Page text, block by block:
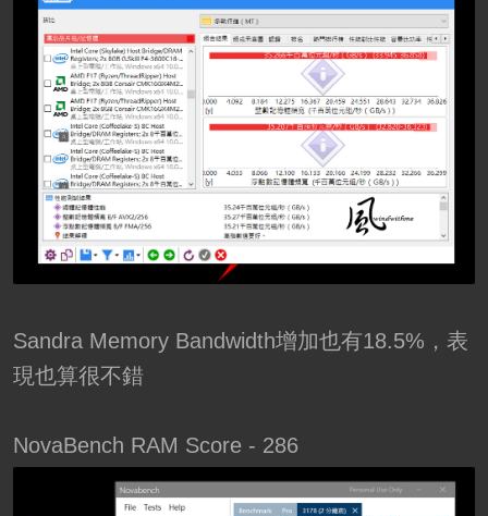
Sandra Memory Bandwidth增加也有18.5%，表
現也算很不錯
NovaBench RAM Score - 286